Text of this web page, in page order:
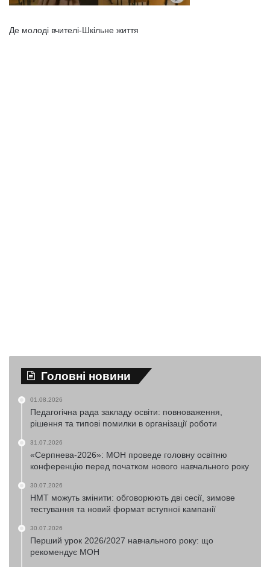
Де молоді вчителі-Шкільне життя
Головні новини
01.08.2026
Педагогічна рада закладу освіти: повноваження,
рішення та типові помилки в організації роботи
31.07.2026
«Серпнева-2026»: МОН проведе головну освітню
конференцію перед початком нового навчального року
30.07.2026
НМТ можуть змінити: обговорюють дві сесії, зимове
тестування та новий формат вступної кампанії
30.07.2026
Перший урок 2026/2027 навчального року: що
рекомендує МОН